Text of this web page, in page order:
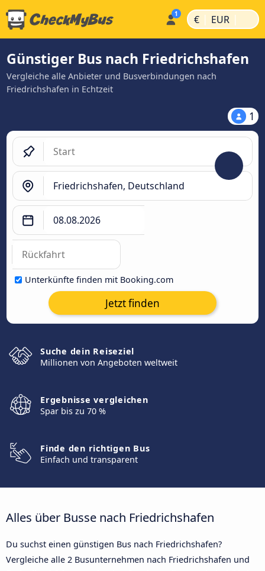
€ | EUR |
Günstiger Bus nach Friedrichshafen
Vergleiche alle Anbieter und Busverbindungen nach
Friedrichshafen in Echtzeit
1
Unterkünfte finden mit Booking.com
Jetzt finden
Suche dein Reiseziel
Millionen von Angeboten weltweit
Ergebnisse vergleichen
Spar bis zu 70 %
Finde den richtigen Bus
Einfach und transparent
Alles über Busse nach Friedrichshafen
Du suchst einen günstigen Bus nach Friedrichshafen?
Vergleiche alle 2 Busunternehmen nach Friedrichshafen und